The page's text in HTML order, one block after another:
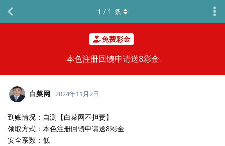
免费彩金
本色注册回馈申请送8彩金
1 / 1 条
白菜网 2024年11月2日
到账情况：自测【白菜网不担责】
领取方式：本色注册回馈申请送8彩金
安全系数：低